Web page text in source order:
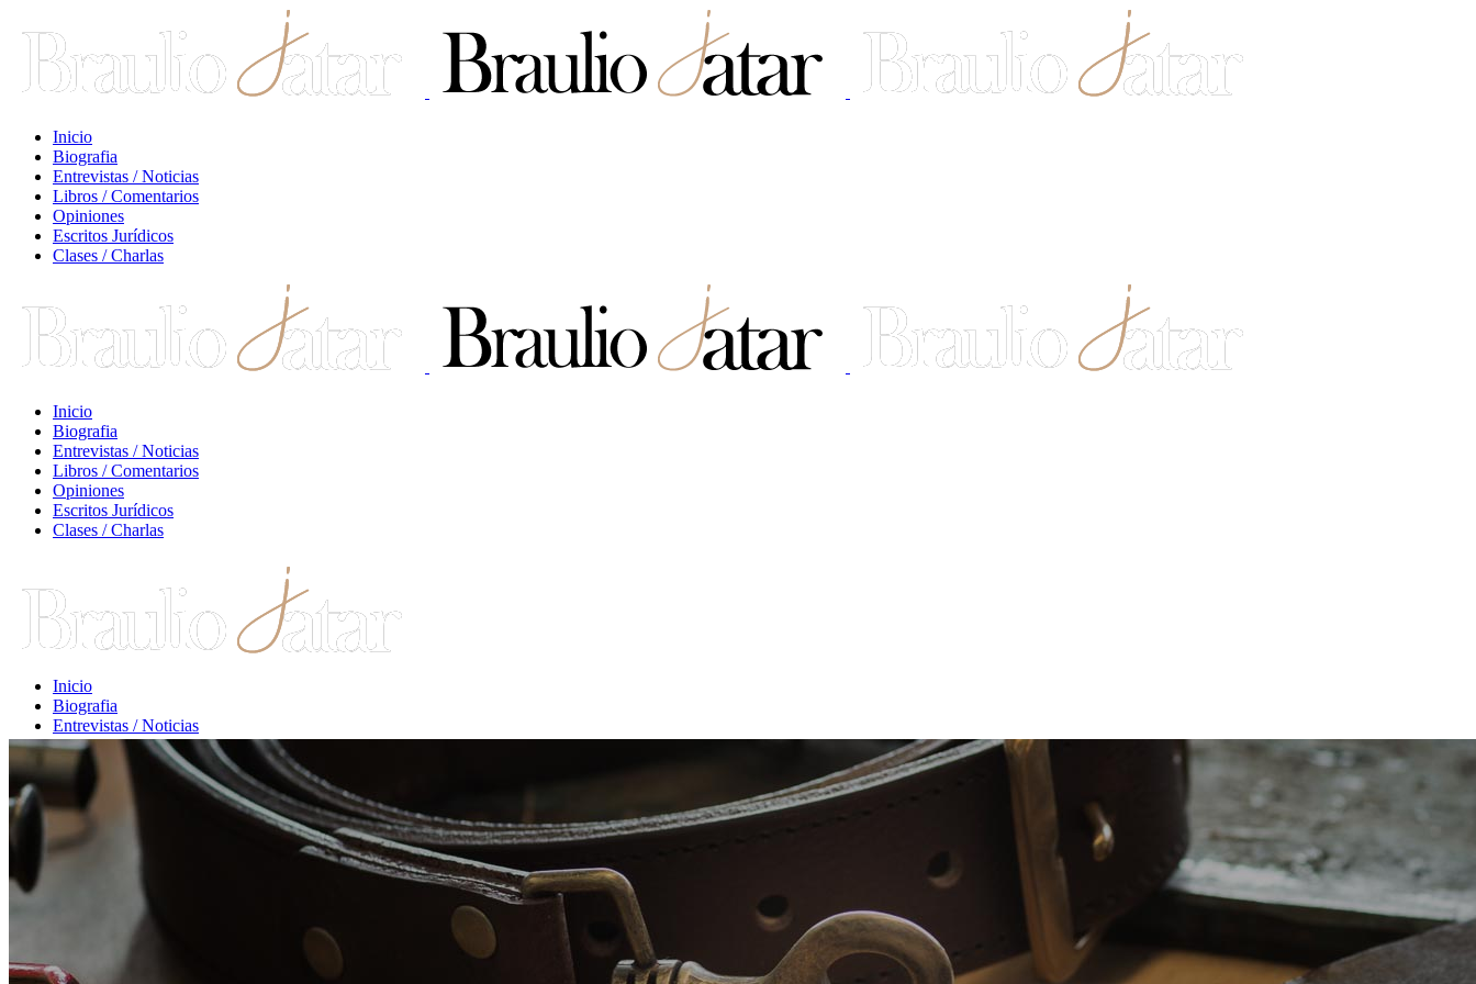
Inicio
Biografia
Entrevistas / Noticias
Libros / Comentarios
Opiniones
Escritos Jurídicos
Clases / Charlas
Inicio
Biografia
Entrevistas / Noticias
Libros / Comentarios
Opiniones
Escritos Jurídicos
Clases / Charlas
Inicio
Biografia
Entrevistas / Noticias
Libros / Comentarios
Opiniones
Escritos Jurídicos
Clases / Charlas